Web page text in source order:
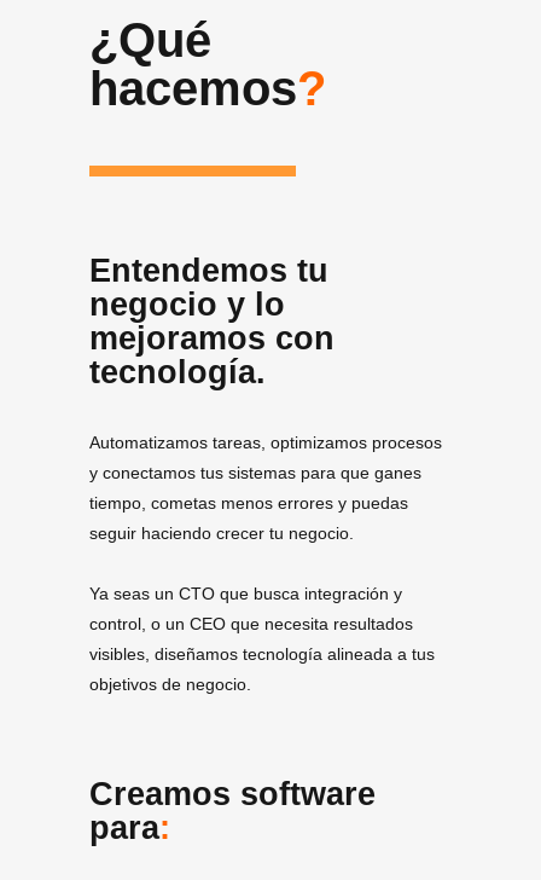
¿Qué
hacemos?
Entendemos tu
negocio y lo
mejoramos con
tecnología.
Automatizamos tareas, optimizamos procesos
y conectamos tus sistemas para que ganes
tiempo, cometas menos errores y puedas
seguir haciendo crecer tu negocio.
Ya seas un CTO que busca integración y
control, o un CEO que necesita resultados
visibles, diseñamos tecnología alineada a tus
objetivos de negocio.
Creamos software
para: